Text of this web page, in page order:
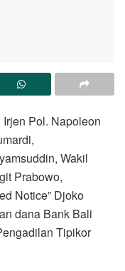
Pol. Napoleon
Wakil
Prabowo,
Notice” Djoko
dana Bank Bali
Tipikor